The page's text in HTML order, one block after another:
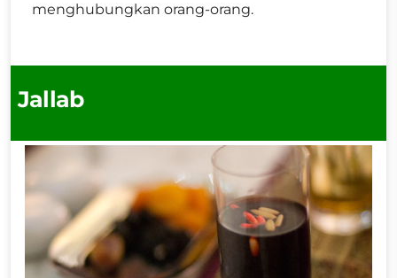
menghubungkan orang-orang.
Jallab